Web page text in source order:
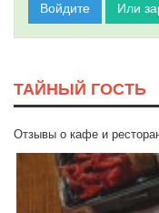
Войдите Или
ТАЙНЫЙ ГОСТЬ
Отзывы о кафе и